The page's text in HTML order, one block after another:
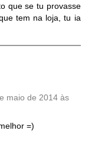
que se tu provasse
tem na loja, tu ia
maio de 2014 às
=)